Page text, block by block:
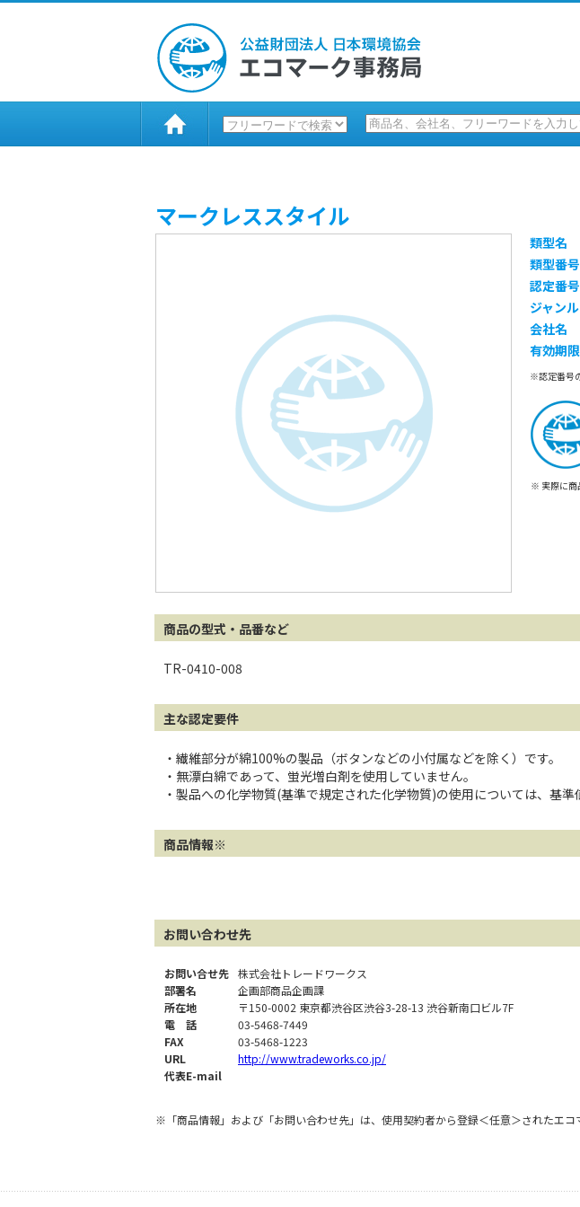
マークレススタイル
類型名
類型番号
認定番
ジャンル
会社名
有効期限
※認定番号
※ 実際に商
商品の型式・品番など
TR-0410-008
主な認定要件
・繊維部分が綿100%の製品（ボタンなどの小付属などを除く）です。
・無漂白綿であって、蛍光増白剤を使用していません。
・製品への化学物質(基準で規定された化学物質)の使用については、基準
商品情報※
お問い合わせ先
お問い合せ先 株式会社トレードワークス
部署名
企画部商品企画課
所在地
〒150-0002 東京都渋谷区渋谷3-28-13 渋谷新南口ビル7F
電 話
03-5468-7449
FAX
03-5468-1223
URL
http://www.tradeworks.co.jp/
代表E-mail
※「商品情報」および「お問い合わせ先」は、使用契約者から登録＜任意＞されたエコ